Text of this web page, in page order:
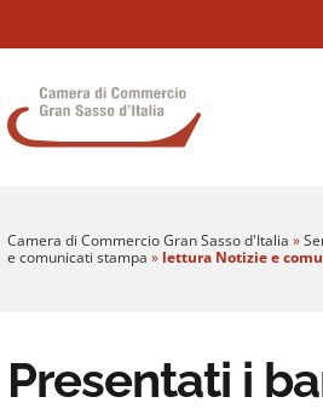
Vai al Contenuto principale
Camera di Commercio Gran Sasso
Camera di Commercio Gran Sasso d'Italia »
e comunicati stampa » lettura Notizie e
Presentati i